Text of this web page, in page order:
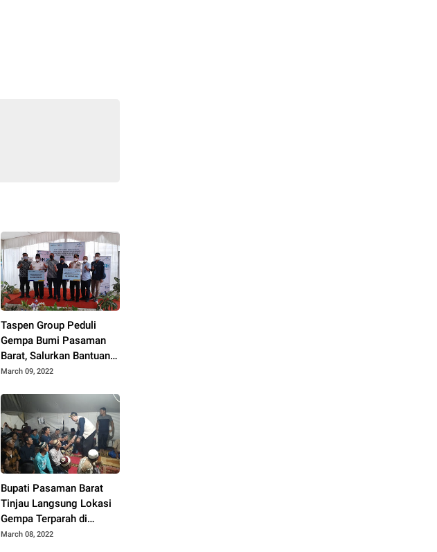
Taspen Group Peduli
Gempa Bumi Pasaman
Barat, Salurkan Bantuan
400 Juta
March 09, 2022
Bupati Pasaman Barat
Tinjau Langsung Lokasi
Gempa Terparah di
Gunung Talamau
March 08, 2022